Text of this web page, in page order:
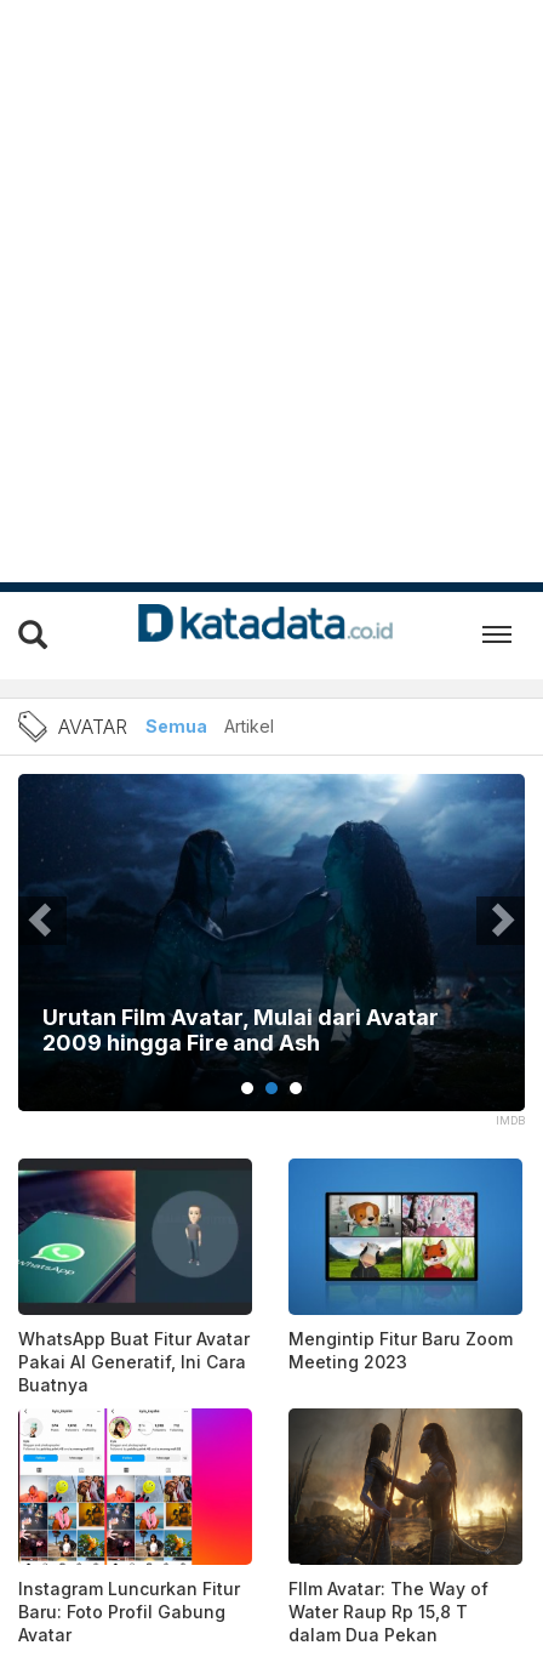
Berita Avatar Terbaru
AVATAR Semua Artikel
IMDB
Urutan Film Avatar, Mulai dari Avatar
2009 hingga Fire and Ash
WhatsApp Buat Fitur Avatar
Pakai AI Generatif, Ini Cara
Buatnya
Mengintip Fitur Baru Zoom
Meeting 2023
Instagram Luncurkan Fitur
Baru: Foto Profil Gabung
Avatar
FIlm Avatar: The Way of
Water Raup Rp 15,8 T
dalam Dua Pekan